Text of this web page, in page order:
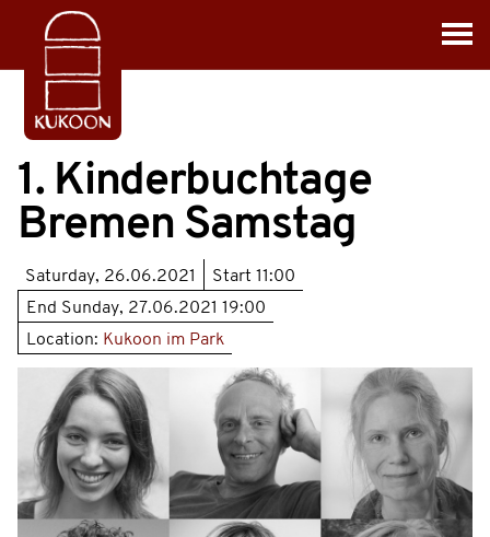
1. Kinderbuchtage
Bremen Samstag
Saturday, 26.06.2021 Start 11:00
End Sunday, 27.06.2021 19:00
Location: Kukoon im Park